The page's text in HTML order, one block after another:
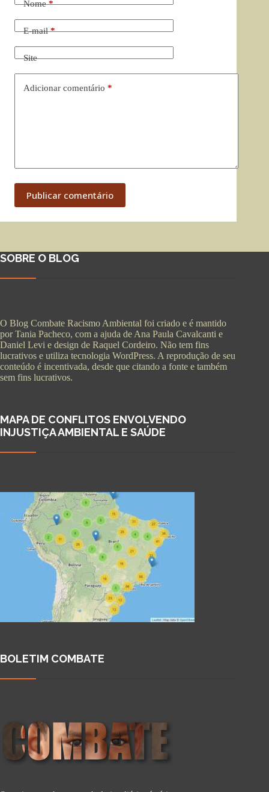
Nome*
E-mail*
Site
Adicionar comentário *
Publicar comentário
SOBRE O BLOG
O Blog Combate Racismo Ambiental foi criado e é mantido
por Tania Pacheco, com a ajuda de Ana Paula Cavalcanti e
Daniel Levi e design de Raquel Cordeiro. Não tem fins
lucrativos e utiliza tecnologia WordPress. A reprodução de seu
conteúdo é incentivada, desde que citando a fonte e também
sem fins lucrativos.
MAPA DE CONFLITOS ENVOLVENDO
INJUSTIÇA AMBIENTAL E SAÚDE
BOLETIM COMBATE